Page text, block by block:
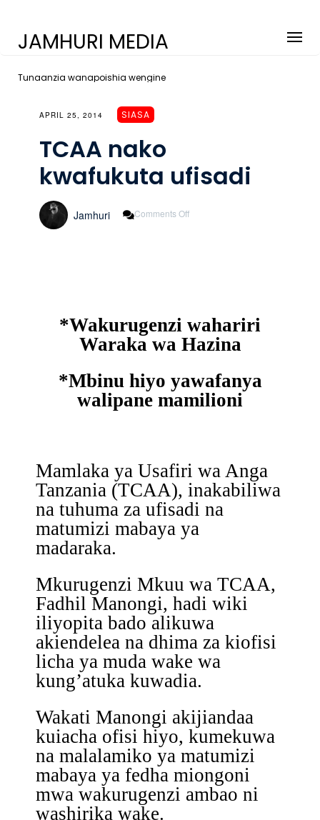
JAMHURI MEDIA
Tunaanzia wanapoishia wengine
APRIL 25, 2014 SIASA
TCAA nako
kwafukuta ufisadi
Jamhuri Comments Off
*Wakurugenzi wahariri
Waraka wa Hazina
*Mbinu hiyo yawafanya
walipane mamilioni
Mamlaka ya Usafiri wa Anga
Tanzania (TCAA), inakabiliwa
na tuhuma za ufisadi na
matumizi mabaya ya
madaraka.
Mkurugenzi Mkuu wa TCAA,
Fadhil Manongi, hadi wiki
iliyopita bado alikuwa
akiendelea na dhima za kiofisi
licha ya muda wake wa
kung’atuka kuwadia.
Wakati Manongi akijiandaa
kuiacha ofisi hiyo, kumekuwa
na malalamiko ya matumizi
mabaya ya fedha miongoni
mwa wakurugenzi ambao ni
washirika wake.